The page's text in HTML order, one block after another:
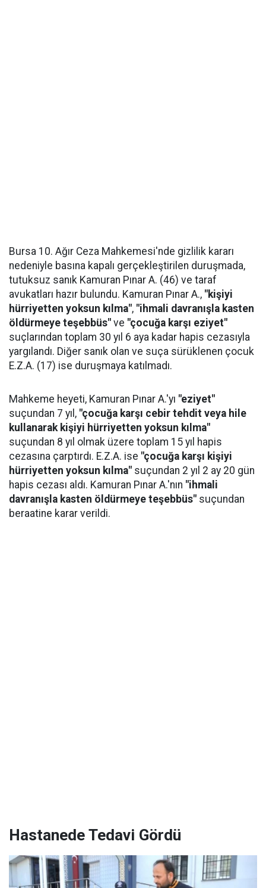
Bursa 10. Ağır Ceza Mahkemesi'nde gizlilik kararı
nedeniyle basına kapalı gerçekleştirilen duruşmada,
tutuksuz sanık Kamuran Pınar A. (46) ve taraf
avukatları hazır bulundu. Kamuran Pınar A., "kişiyi
hürriyetten yoksun kılma", "ihmali davranışla kasten
öldürmeye teşebbüs" ve "çocuğa karşı eziyet"
suçlarından toplam 30 yıl 6 aya kadar hapis cezasıyla
yargılandı. Diğer sanık olan ve suça sürüklenen çocuk
E.Z.A. (17) ise duruşmaya katılmadı.
Mahkeme heyeti, Kamuran Pınar A.'yı "eziyet"
suçundan 7 yıl, "çocuğa karşı cebir tehdit veya hile
kullanarak kişiyi hürriyetten yoksun kılma"
suçundan 8 yıl olmak üzere toplam 15 yıl hapis
cezasına çarptırdı. E.Z.A. ise "çocuğa karşı kişiyi
hürriyetten yoksun kılma" suçundan 2 yıl 2 ay 20 gün
hapis cezası aldı. Kamuran Pınar A.'nın "ihmali
davranışla kasten öldürmeye teşebbüs" suçundan
beraatine karar verildi.
Hastanede Tedavi Gördü